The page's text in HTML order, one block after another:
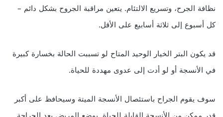
نظافة الجرح، وتسريع الالتئام. يتعين مراقبة الجروح بشكل دائم –
كل أسبوع إلى ثلاثة أسابيع على الأقل.
قد يكون البتر الخيار الوحيد المتاح لو تسببت الحالة بخسارة كبيرة
في الأنسجة أو لو أدت إلى عدوى مهددة للحياة.
سوف يقوم الجراح باستئصال الأنسجة الميتة وسيحافظ على أكبر